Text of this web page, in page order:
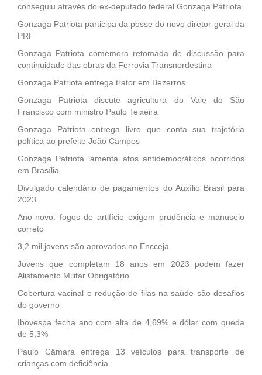
conseguiu através do ex-deputado federal Gonzaga Patriota
Gonzaga Patriota participa da posse do novo diretor-geral da
PRF
Gonzaga Patriota comemora retomada de discussão para
continuidade das obras da Ferrovia Transnordestina
Gonzaga Patriota entrega trator em Bezerros
Gonzaga Patriota discute agricultura do Vale do São
Francisco com ministro Paulo Teixeira
Gonzaga Patriota entrega livro que conta sua trajetória
política ao prefeito João Campos
Gonzaga Patriota lamenta atos antidemocráticos ocorridos
em Brasília
Divulgado calendário de pagamentos do Auxílio Brasil para
2023
Ano-novo: fogos de artifício exigem prudência e manuseio
correto
3,2 mil jovens são aprovados no Encceja
Jovens que completam 18 anos em 2023 podem fazer
Alistamento Militar Obrigatório
Cobertura vacinal e redução de filas na saúde são desafios
do governo
Ibovespa fecha ano com alta de 4,69% e dólar com queda
de 5,3%
Paulo Câmara entrega 13 veículos para transporte de
crianças com deficiência